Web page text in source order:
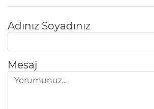
Adınız Soyadınız
Mesaj